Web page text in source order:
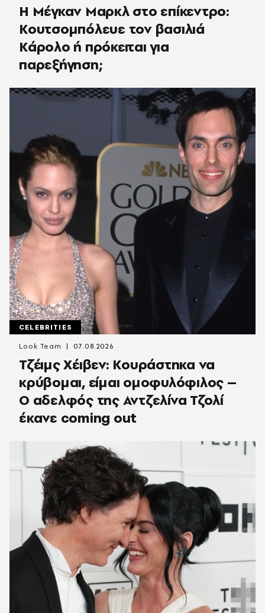
Η Μέγκαν Μαρκλ στο επίκεντρο:
Κουτσομπόλευε τον βασιλιά
Κάρολο ή πρόκειται για
παρεξήγηση;
CELEBRITIES
Τζέιμς Χέιβεν: Κουράστηκα να
κρύβομαι, είμαι ομοφυλόφιλος –
Ο αδελφός της Αντζελίνα Τζολί
έκανε coming out
Look Team 07.08.2026